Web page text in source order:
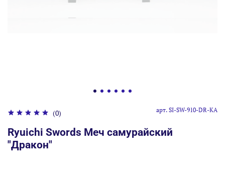
(0) арт. SI-SW-910-DR-KA
Ryuichi Swords Меч самурайский
"Дракон"